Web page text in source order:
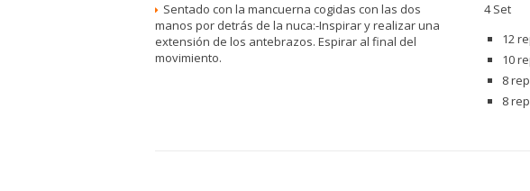
Sentado con la mancuerna cogidas con las dos
manos por detrás de la nuca:-Inspirar y realizar una
extensión de los antebrazos. Espirar al final del
movimiento.
4 Set
12
10
8
8